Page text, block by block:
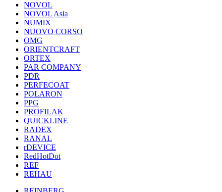
NOVOL
NOVOL Asia
NUMIX
NUOVO CORSO
OMG
ORIENTCRAFT
ORTEX
PAR COMPANY
PDR
PERFECOAT
POLARON
PPG
PROFILAK
QUICKLINE
RADEX
RANAL
rDEVICE
RedHotDot
REF
REHAU